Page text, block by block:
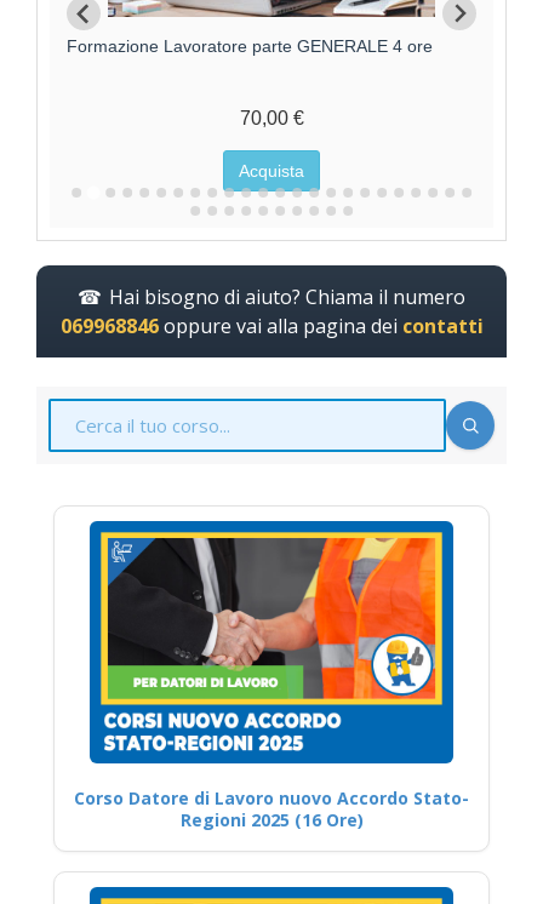
Formazione Lavoratori parte GENERALE +
95,00 €
Acquista
Hai bisogno di aiuto? Chiama il numero
069968846oppure vai alla pagina dei contatti
Corso Datore di Lavoro nuovo Accordo Stato-
Regioni 2025 (16 Ore)